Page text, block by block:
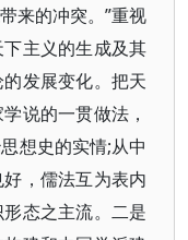
来的冲突。”重视
主义的生成及其
发展变化。把天
说的一贯做法，
想史的实情;从中
，儒法互为表内
态之主流。二是